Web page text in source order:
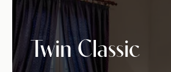
Twin Classic